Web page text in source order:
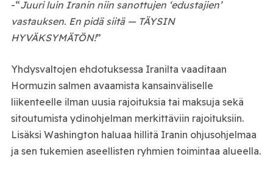
-“Juuri luin Iranin niin sanottujen ‘edustajien’
vastauksen. En pidä siitä — TÄYSIN
HYVÄKSYMÄTÖN!”
Yhdysvaltojen ehdotuksessa Iranilta vaaditaan
Hormuzin salmen avaamista kansainväliselle
liikenteelle ilman uusia rajoituksia tai maksuja sekä
sitoutumista ydinohjelman merkittäviin rajoituksiin.
Lisäksi Washington haluaa hillitä Iranin ohjusohjelmaa
ja sen tukemien aseellisten ryhmien toimintaa alueella.